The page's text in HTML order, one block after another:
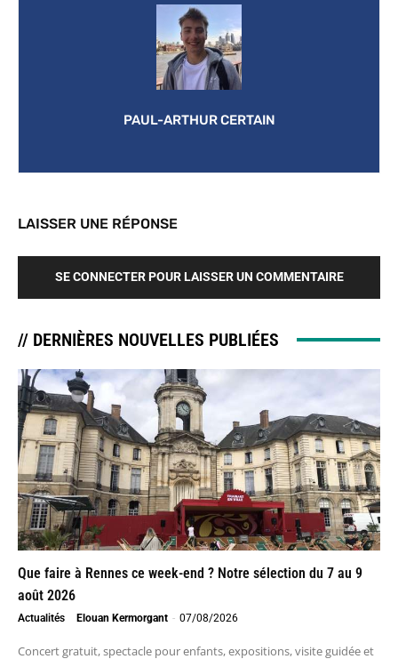
PAUL-ARTHUR CERTAIN
LAISSER UNE RÉPONSE
SE CONNECTER POUR LAISSER UN COMMENTAIRE
// DERNIÈRES NOUVELLES PUBLIÉES
Que faire à Rennes ce week-end ? Notre sélection du 7 au 9
août 2026
Actualités Elouan Kermorgant - 07/08/2026
Concert gratuit, spectacle pour enfants, expositions, visite guidée et